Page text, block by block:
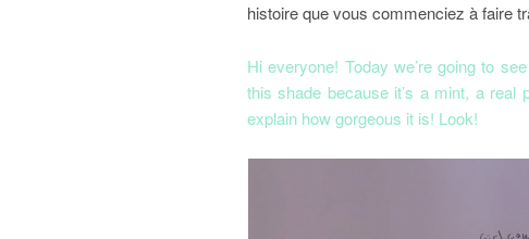
histoire que vous commenciez à faire
Hi everyone! Today we’re going to
this shade because it’s a mint, a real
explain how gorgeous it is! Look!